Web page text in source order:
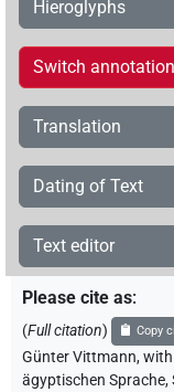
Hieroglyphs
Switch
Translation
Dating of Text
Text editor
Please cite as:
(Full citation) Copy
Günter Vittmann,
ägyptischen Sprache,